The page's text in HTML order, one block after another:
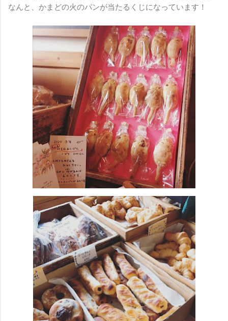
なんと、かまどの火のパンが当たるくじになっています！